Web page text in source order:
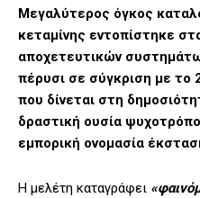
Μεγαλύτερος όγκος
κεταμίνης εντοπίστηκε
αποχετευτικών
πέρυσι σε σύγκριση με το
που δίνεται στη
δραστική ουσία
εμπορική ονομασία
Η μελέτη καταγράφει